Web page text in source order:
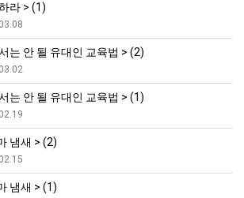
라 > (1)
는 안 될 유대인 교육법 > (2)
는 안 될 유대인 교육법 > (1)
냄새 > (2)
냄새 > (1)